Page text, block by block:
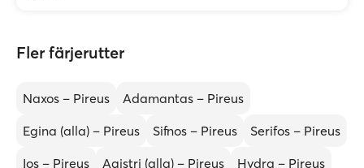
Fler färjerutter
Naxos – Pireus
Adamantas – Pireus
Egina (alla) – Pireus
Sifnos – Pireus
Serifos – Pireus
Ios – Pireus
Agistri (alla) – Pireus
Hydra – Pireus